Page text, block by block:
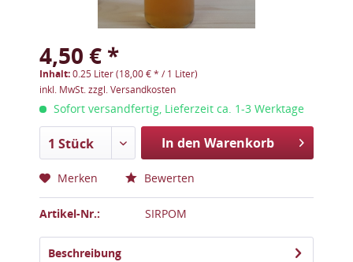
4,50 € *
Inhalt:0.25 Liter (18,00 € * / 1 Liter)
inkl. MwSt.zzgl. Versandkosten
Sofort versandfertig, Lieferzeit ca. 1-3 Werktage
1 Stück In den Warenkorb
Merken Bewerten
Artikel-Nr.: SIRPOM
Beschreibung